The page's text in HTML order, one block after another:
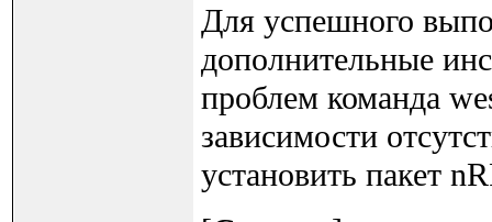
Для успешного
дополнительные
проблем команда
зависимости
установить пакет